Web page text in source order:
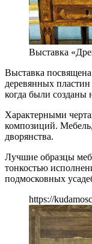
Выставка
Выставка
деревянных
когда были созданы
Характерными
композиций.
дворянства.
Лучшие образцы
тонкостью
подмосковных
https://